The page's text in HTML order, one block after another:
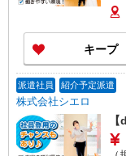
+゜
頂
い
+
キープ
派遣社員 紹介予定派遣
株式会社シエロ